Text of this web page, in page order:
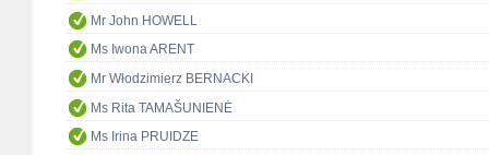
Mr John HOWELL
Ms Iwona ARENT
Mr Włodzimierz BERNACKI
Ms Rita TAMAŠUNIENĖ
Ms Irina PRUIDZE